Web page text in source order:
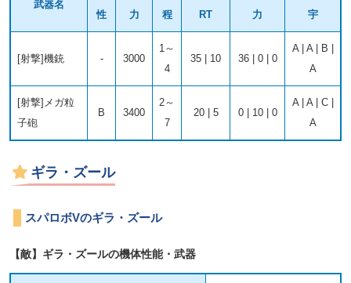
武器名
性
力
程
RT
力
宇
[射撃]機銃 - 3000
1～
4
35 | 10 36 | 0 | 0
A | A | B |
A
[射撃]メガ粒
子砲
B 3400
2～
7
20 | 5 0 | 10 | 0
A | A | C |
A
ギラ・ズール
スパロボVのギラ・ズール
【敵】ギラ・ズールの機体性能・武器